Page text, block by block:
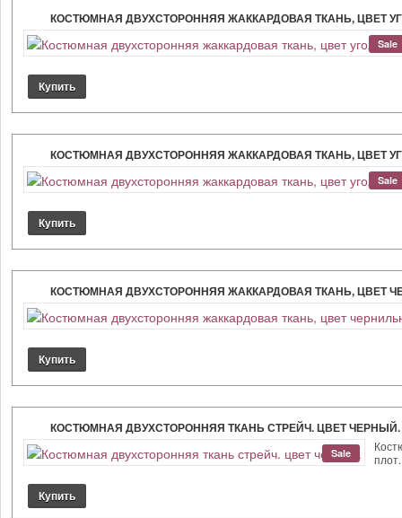
КОСТЮМНАЯ ДВУХСТОРОННЯЯ ЖАККАРДОВАЯ ТКАНЬ, ЦВЕТ
Sale
КОСТЮМНАЯ ДВУХСТОРОННЯЯ ЖАККАРДОВАЯ ТКАНЬ, ЦВЕТ
Sale
КОСТЮМНАЯ ДВУХСТОРОННЯЯ ЖАККАРДОВАЯ ТКАНЬ, ЦВЕТ
КОСТЮМНАЯ ДВУХСТОРОННЯЯ ТКАНЬ СТРЕЙЧ. ЦВЕТ ЧЕРНЫЙ.
Sale